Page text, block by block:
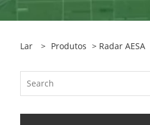
Lar > Produtos > Radar AESA